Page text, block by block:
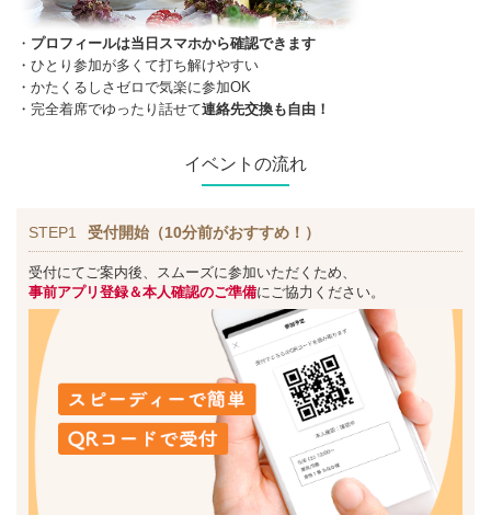
・ プロフィールは当日スマホから確認できます
・ひとり参加が多くて打ち解けやすい
・かたくるしさゼロで気楽に参加OK
・完全着席でゆったり話せて連絡先交換も自由！
イベントの流れ
STEP1 受付開始（10分前がおすすめ！）
受付にてご案内後、スムーズに参加いただくため、
事前アプリ登録＆本人確認のご準備にご協力ください。